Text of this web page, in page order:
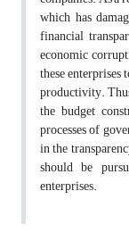
which has
financial
economic
these
productivity.
the budget
processes of
in the
should be
enterprises.